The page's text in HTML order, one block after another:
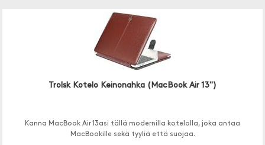
Trolsk Kotelo Keinonahka (MacBook Air 13")
Kanna MacBook Air 13asi tällä modernilla kotelolla, joka antaa
MacBookille sekä tyyliä että suojaa.